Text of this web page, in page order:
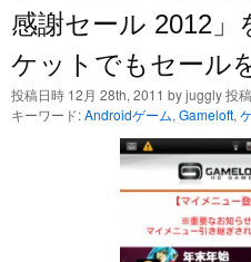
感謝セール 2012」
ケットでもセール
投稿日時 12月 28th, 2011 by juggly 投
キーワード:Androidゲーム, Gameloft,